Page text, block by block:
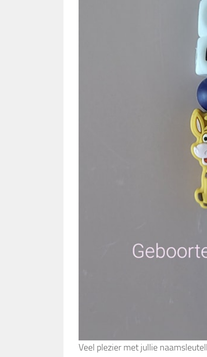
Veel plezier met jullie